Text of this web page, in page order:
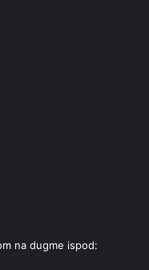
na dugme ispod: